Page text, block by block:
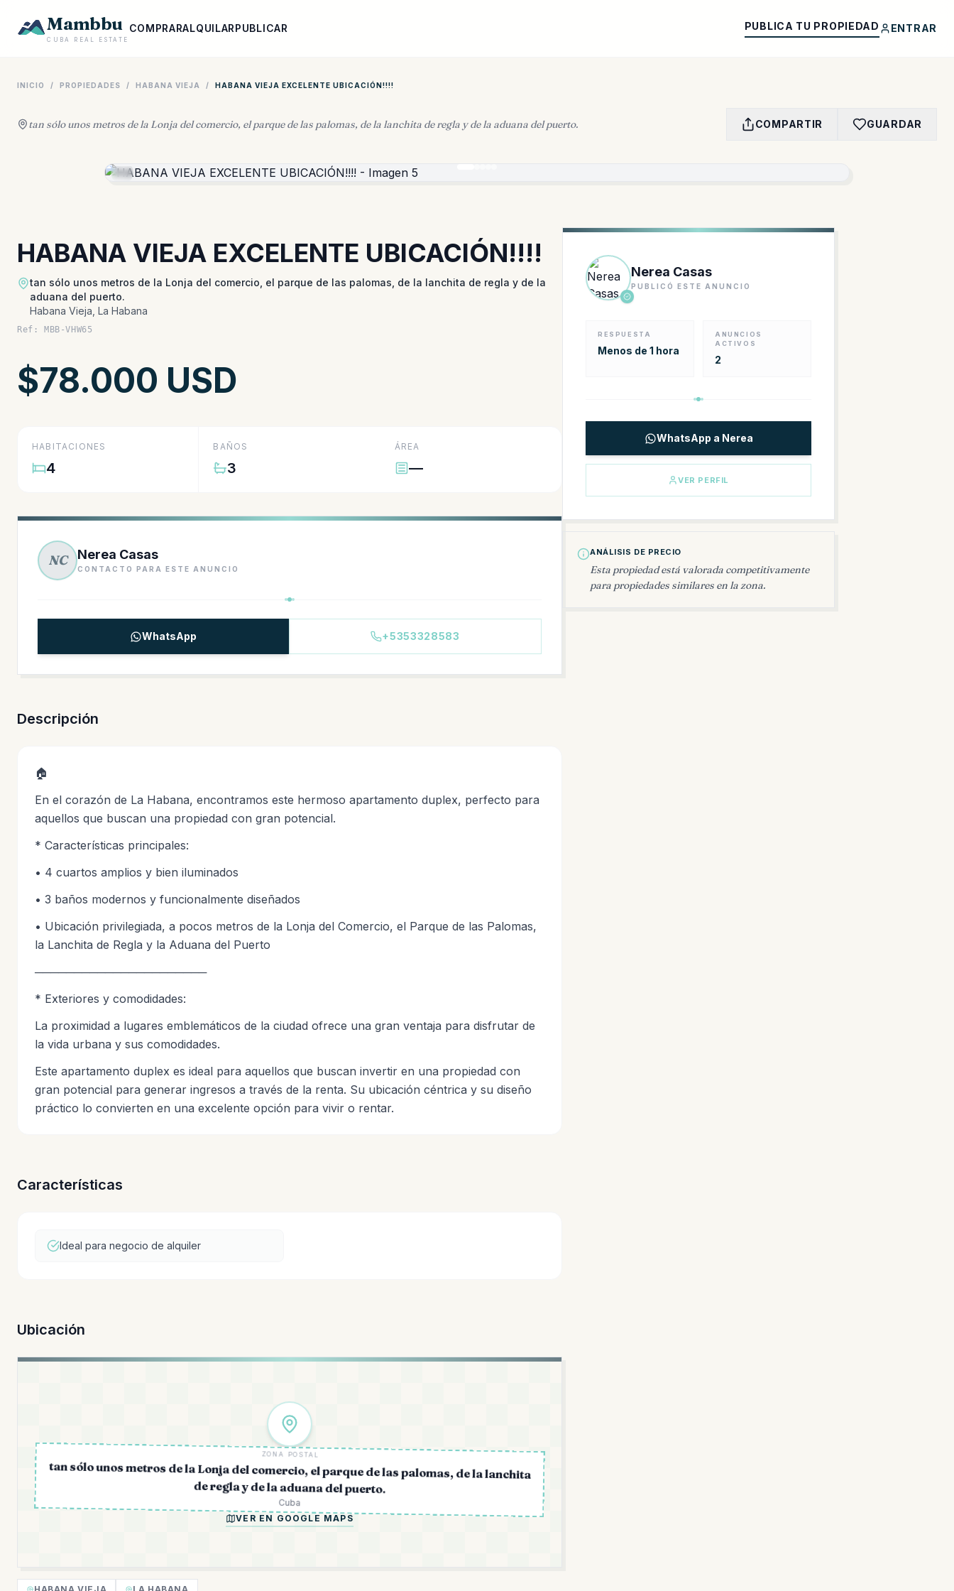
Mambbu
CUBA REAL ESTATE
COMPRARALQUILARPUBLICAR PUBLICA TU PROPIEDAD ENTRAR
INICIO / PROPIEDADES / HABANA VIEJA / HABANA VIEJA EXCELENTE UBICACIÓN!!!!
tan sólo unos metros de la Lonja del comercio, el parque de las palomas, de la lanchita de regla y de la aduana del puerto. COMPARTIR GUARDAR
HABANA VIEJA EXCELENTE UBICACIÓN!!!!
tan sólo unos metros de la Lonja del comercio, el parque de las palomas, de la lanchita de regla y de la
aduana del puerto.
Habana Vieja, La Habana
Ref: MBB-VHW65
$78.000 USD
HABITACIONES
4
BAÑOS
3
ÁREA
—
NC Nerea Casas
CONTACTO PARA ESTE ANUNCIO
WhatsApp +5353328583
Descripción
🏠
En el corazón de La Habana, encontramos este hermoso apartamento duplex, perfecto para
aquellos que buscan una propiedad con gran potencial.
* Características principales:
• 4 cuartos amplios y bien iluminados
• 3 baños modernos y funcionalmente diseñados
• Ubicación privilegiada, a pocos metros de la Lonja del Comercio, el Parque de las Palomas,
la Lanchita de Regla y la Aduana del Puerto
──────────────────────
* Exteriores y comodidades:
La proximidad a lugares emblemáticos de la ciudad ofrece una gran ventaja para disfrutar de
la vida urbana y sus comodidades.
Este apartamento duplex es ideal para aquellos que buscan invertir en una propiedad con
gran potencial para generar ingresos a través de la renta. Su ubicación céntrica y su diseño
práctico lo convierten en una excelente opción para vivir o rentar.
Características
Ideal para negocio de alquiler
Ubicación
ZONA POSTAL
tan sólo unos metros de la Lonja del comercio, el parque de las palomas, de la lanchita
de regla y de la aduana del puerto.
Cuba
VER EN GOOGLE MAPS
Nerea Casas
PUBLICÓ ESTE ANUNCIO
RESPUESTA
Menos de 1 hora
ANUNCIOS
ACTIVOS
2
WhatsApp a Nerea
VER PERFIL
ANÁLISIS DE PRECIO
Esta propiedad está valorada competitivamente
para propiedades similares en la zona.